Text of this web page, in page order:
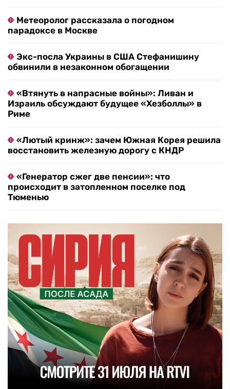
Метеоролог рассказала о погодном
парадоксе в Москве
Экс-посла Украины в США Стефанишину
обвинили в незаконном обогащении
«Втянуть в напрасные войны»: Ливан и
Израиль обсуждают будущее «Хезболлы» в
Риме
«Лютый кринж»: зачем Южная Корея решила
восстановить железную дорогу с КНДР
«Генератор сжег две пенсии»: что
происходит в затопленном поселке под
Тюменью